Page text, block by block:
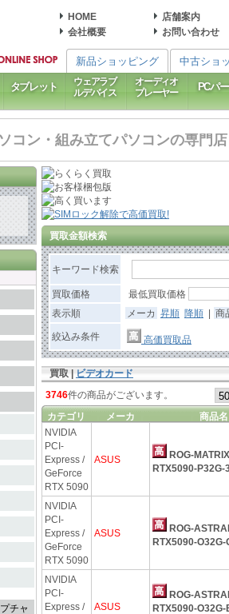
HOME 店舗案内
会社概要
お問い合わせ
新品ショッピング 中古ショ
タブレット
ウェアラブ
ルデバイス
オーディオ
プレーヤー
PCパ
コン・組み立てパソコンの専門
買取金額検索
キーワード検索
買取価格 最低買取価格
表示順
メーカ 昇順 降順 | 商
絞込み条件 高価買取品
買取 | ビデオカード
3746件の商品がございます。
カテゴリ メーカ 商品名
NVIDIA
PCI-
Express /
GeForce
RTX 5090
ASUS
ROG-
RTX5090-P32G-
NVIDIA
PCI-
Express /
GeForce
RTX 5090
ASUS
ROG-
RTX5090-O32G-
NVIDIA
PCI-
Express /
ASUS
ROG-
RTX5090-O32G-
チャ